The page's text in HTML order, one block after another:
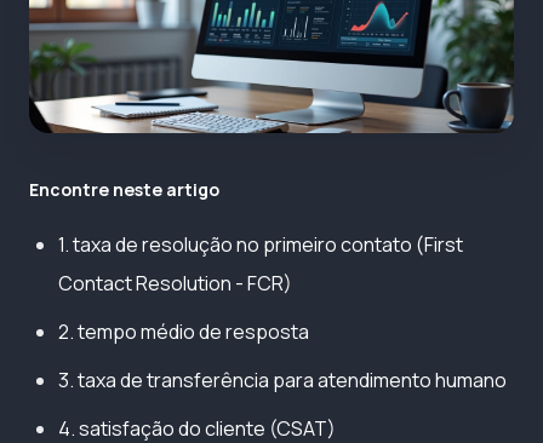
Encontre neste artigo
1. taxa de resolução no primeiro contato (First
Contact Resolution - FCR)
2. tempo médio de resposta
3. taxa de transferência para atendimento humano
4. satisfação do cliente (CSAT)